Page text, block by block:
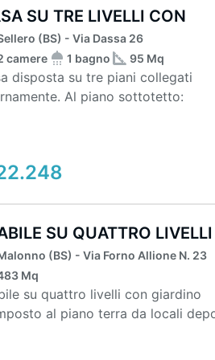
SU TRE LIVELLI CON
E POSTO...
(BS) - Via Dassa 26
camere
1 bagno 95 Mq
disposta su tre piani collegati
Al piano sottotetto:
SU QUATTRO
(BS) - Via Forno Allione N. 23
Mq
su quattro livelli con giardino
al piano terra da locali